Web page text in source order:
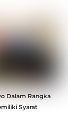
Dalam Rangka
Syarat